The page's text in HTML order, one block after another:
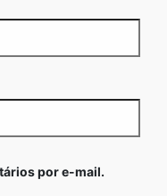
por e-mail.